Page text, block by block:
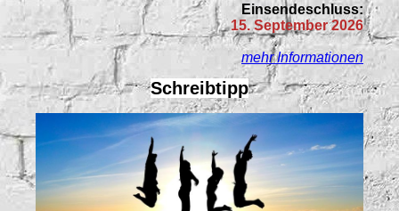
Einsendeschluss:
15. September 2026
mehr Informationen
Schreibtipp